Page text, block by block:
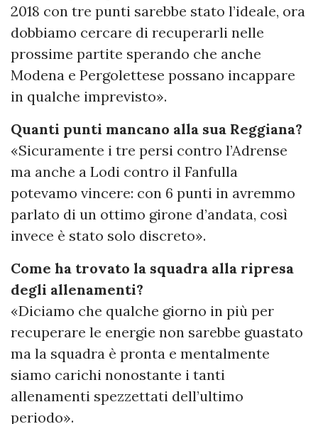
2018 con tre punti sarebbe stato l’ideale, ora
dobbiamo cercare di recuperarli nelle
prossime partite sperando che anche
Modena e Pergolettese possano incappare
in qualche imprevisto».
Quanti punti mancano alla sua Reggiana?
«Sicuramente i tre persi contro l’Adrense
ma anche a Lodi contro il Fanfulla
potevamo vincere: con 6 punti in avremmo
parlato di un ottimo girone d’andata, così
invece è stato solo discreto».
Come ha trovato la squadra alla ripresa
degli allenamenti?
«Diciamo che qualche giorno in più per
recuperare le energie non sarebbe guastato
ma la squadra è pronta e mentalmente
siamo carichi nonostante i tanti
allenamenti spezzettati dell’ultimo
periodo».